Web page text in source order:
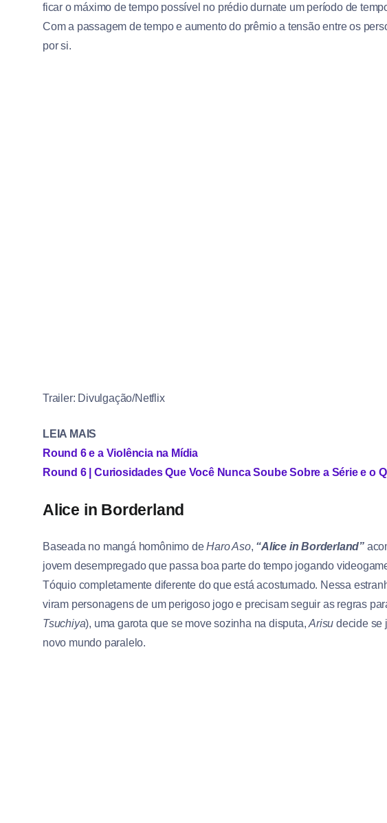
ficar o máximo de tempo possível no prédio durnate um período de
Com a passagem de tempo e aumento do prêmio a tensão entre os
por si.
Trailer: Divulgação/Netflix
LEIA MAIS
Round 6 e a Violência na Mídia
Round 6 | Curiosidades Que Você Nunca Soube Sobre a Série e o
Alice in Borderland
Baseada no mangá homônimo deHaro Aso, “Alice in Borderland”
jovem desempregado que passa boa parte do tempo jogando
Tóquio completamente diferente do que está acostumado. Nessa
viram personagens de um perigoso jogo e precisam seguir as regras
Tsuchiya), uma garota que se move sozinha na disputa,Arisu decide se
novo mundo paralelo.